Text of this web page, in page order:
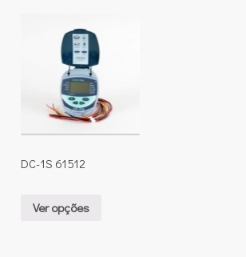
DC-1S 61512
Ver opções